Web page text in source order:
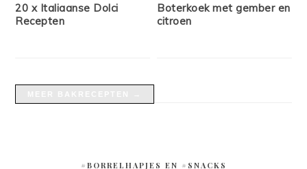
20 x Italiaanse Dolci
Recepten
Boterkoek met gember en
citroen
#BORRELHAPJES EN #SNACKS